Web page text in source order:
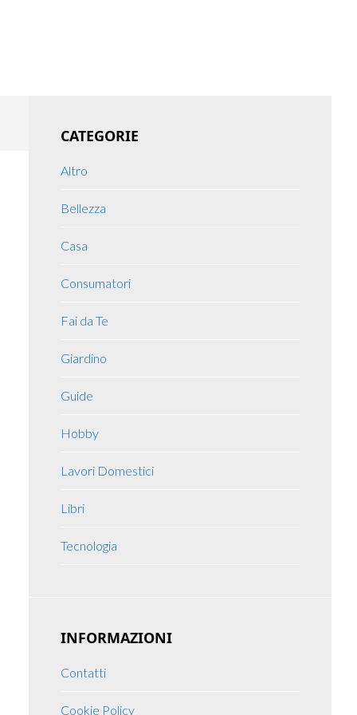
Sidebar
CATEGORIE
Altro
Bellezza
Casa
Consumatori
Fai da Te
Giardino
Guide
Hobby
Lavori Domestici
Libri
Tecnologia
INFORMAZIONI
Contatti
Cookie Policy